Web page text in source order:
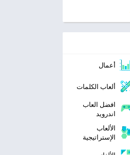
أعمال
ألعاب الكلمات
افضل العاب
اندرويد
الألعاب
الإستراتيجية